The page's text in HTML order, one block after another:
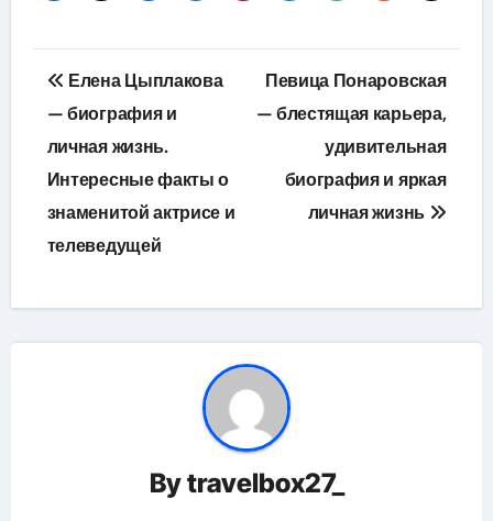
Навигация
по
записям
Елена Цыплакова
— биография и
личная жизнь.
Интересные факты о
знаменитой актрисе и
телеведущей
Певица Понаровская
— блестящая карьера,
удивительная
биография и яркая
личная жизнь
Bytravelbox27_